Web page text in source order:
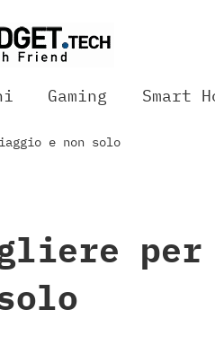
Gaming Smart
e non solo